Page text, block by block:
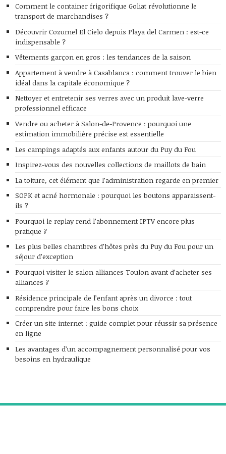
Comment le container frigorifique Goliat révolutionne le
transport de marchandises ?
Découvrir Cozumel El Cielo depuis Playa del Carmen : est-ce
indispensable ?
Vêtements garçon en gros : les tendances de la saison
Appartement à vendre à Casablanca : comment trouver le bien
idéal dans la capitale économique ?
Nettoyer et entretenir ses verres avec un produit lave-verre
professionnel efficace
Vendre ou acheter à Salon-de-Provence : pourquoi une
estimation immobilière précise est essentielle
Les campings adaptés aux enfants autour du Puy du Fou
Inspirez-vous des nouvelles collections de maillots de bain
La toiture, cet élément que l’administration regarde en premier
SOPK et acné hormonale : pourquoi les boutons apparaissent-
ils ?
Pourquoi le replay rend l’abonnement IPTV encore plus
pratique ?
Les plus belles chambres d’hôtes près du Puy du Fou pour un
séjour d’exception
Pourquoi visiter le salon alliances Toulon avant d’acheter ses
alliances ?
Résidence principale de l’enfant après un divorce : tout
comprendre pour faire les bons choix
Créer un site internet : guide complet pour réussir sa présence
en ligne
Les avantages d’un accompagnement personnalisé pour vos
besoins en hydraulique